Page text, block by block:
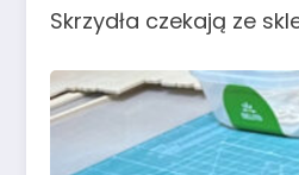
Skrzydła czekają ze